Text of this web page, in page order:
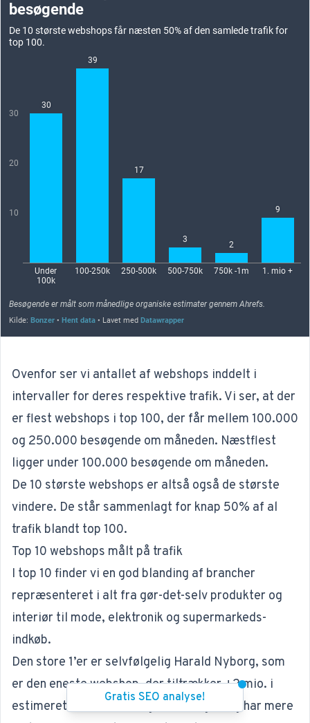
Gratis SEO analyse!
Ovenfor ser vi antallet af webshops inddelt i
intervaller for deres respektive trafik. Vi ser, at der
er flest webshops i top 100, der får mellem 100.000
og 250.000 besøgende om måneden. Næstflest
ligger under 100.000 besøgende om måneden.
De 10 største webshops er altså også de største
vindere. De står sammenlagt for knap 50% af al
trafik blandt top 100.
Top 10 webshops målt på trafik
I top 10 finder vi en god blanding af brancher
repræsenteret i alt fra gør-det-selv produkter og
interiør til mode, elektronik og supermarkeds-
indkøb.
Den store 1’er er selvfølgelig Harald Nyborg, som
er den eneste webshop, der tiltrækker +2 mio. i
estimeret trafik månedligt fra Google (og har mere